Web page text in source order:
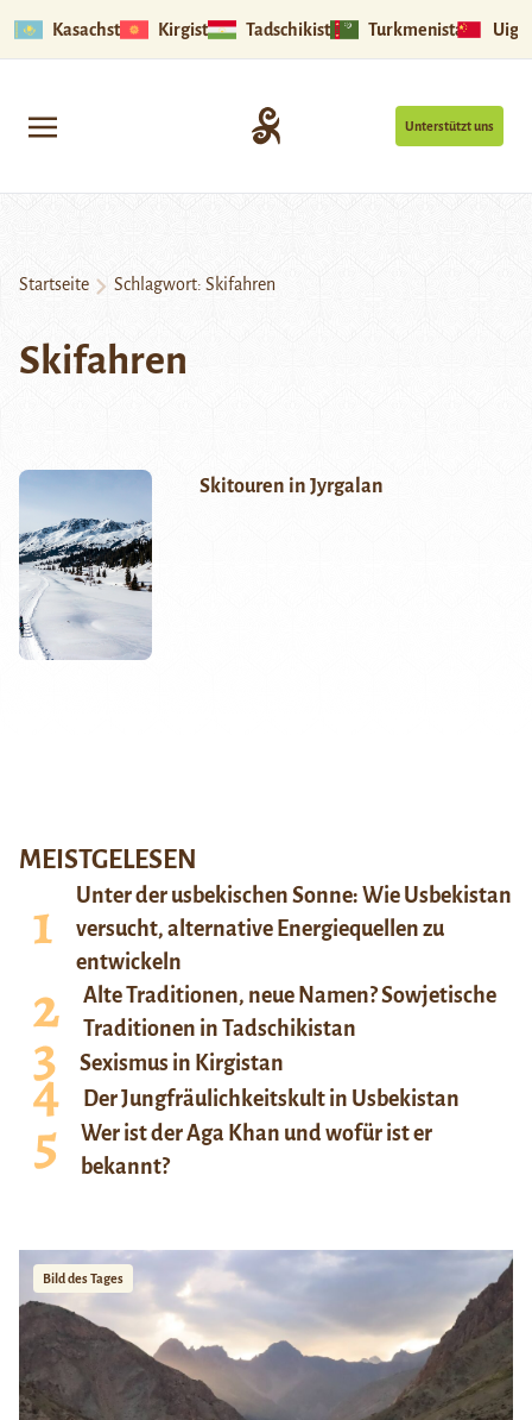
Kasachstan Kirgistan Tadschikistan Turkmenistan
Unterstützt uns
Startseite Schlagwort: Skifahren
Skifahren
Skitouren in Jyrgalan
MEISTGELESEN
Unter der usbekischen Sonne: Wie Usbekistan
versucht, alternative Energiequellen zu
entwickeln
Alte Traditionen, neue Namen? Sowjetische
Traditionen in Tadschikistan
Sexismus in Kirgistan
Der Jungfräulichkeitskult in Usbekistan
Wer ist der Aga Khan und wofür ist er
bekannt?
Bild des Tages